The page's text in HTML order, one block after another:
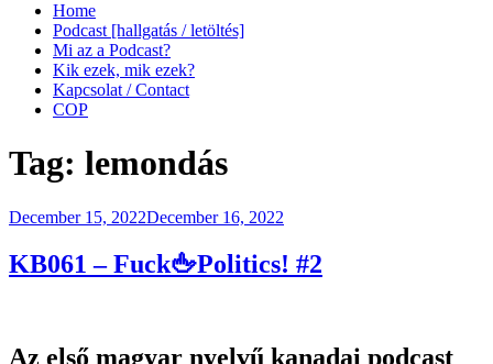
Home
Podcast [hallgatás / letöltés]
Mi az a Podcast?
Kik ezek, mik ezek?
Kapcsolat / Contact
COP
Tag: lemondás
Posted
December 15, 2022December 16, 2022
KB061 – Fuck🖕Politics! #2
Az első magyar nyelvű kanadai podcast